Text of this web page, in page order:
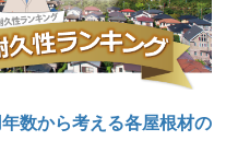
数から考える各屋根材の